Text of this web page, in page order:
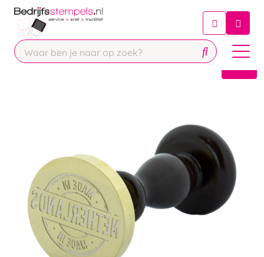
Chatbot
Chat 24/7 met onze chatbot voor
Contact